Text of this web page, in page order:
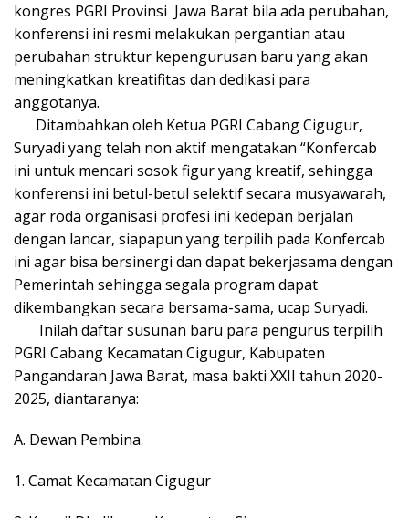
kongres PGRI Provinsi Jawa Barat bila ada perubahan,
konferensi ini resmi melakukan pergantian atau
perubahan struktur kepengurusan baru yang akan
meningkatkan kreatifitas dan dedikasi para
anggotanya.
Ditambahkan oleh Ketua PGRI Cabang Cigugur,
Suryadi yang telah non aktif mengatakan “Konfercab
ini untuk mencari sosok figur yang kreatif, sehingga
konferensi ini betul-betul selektif secara musyawarah,
agar roda organisasi profesi ini kedepan berjalan
dengan lancar, siapapun yang terpilih pada Konfercab
ini agar bisa bersinergi dan dapat bekerjasama dengan
Pemerintah sehingga segala program dapat
dikembangkan secara bersama-sama, ucap Suryadi.
Inilah daftar susunan baru para pengurus terpilih
PGRI Cabang Kecamatan Cigugur, Kabupaten
Pangandaran Jawa Barat, masa bakti XXII tahun 2020-
2025, diantaranya:
A. Dewan Pembina
1. Camat Kecamatan Cigugur